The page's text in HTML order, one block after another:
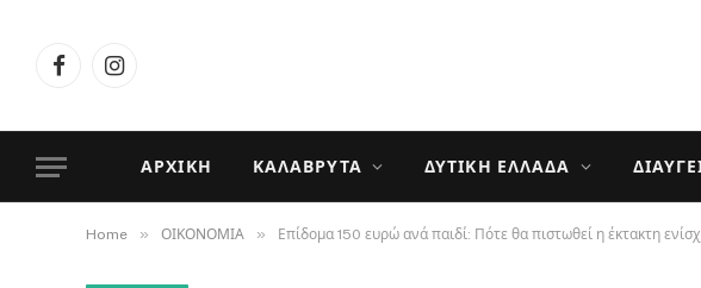
FacebookInstagram
ΑΡΧΙΚΉ ΚΑΛΆΒΡΥΤΑ ΔΥΤΙΚΉ ΕΛΛΆΔΑ
Home » ΟΙΚΟΝΟΜΙΑ » Επίδομα 150 ευρώ ανά παιδί: Πότε θα πιστωθεί η έκτακτη